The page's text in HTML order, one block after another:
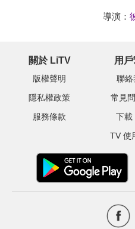
導演：
關於 LiTV
版權聲明
隱私權政策
服務條款
用
聯絡
常見
下載
TV 使